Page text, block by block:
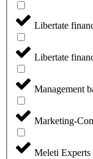
Libertate
Libertate
Management
Marketing-
Meleti Experts